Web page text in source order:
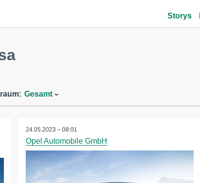
Storys
Gesamt
24.05.2023 – 08:01
Opel Automobile GmbH